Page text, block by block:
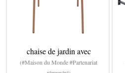
chaise de jardin avec
(#Maison du Monde #Partenariat